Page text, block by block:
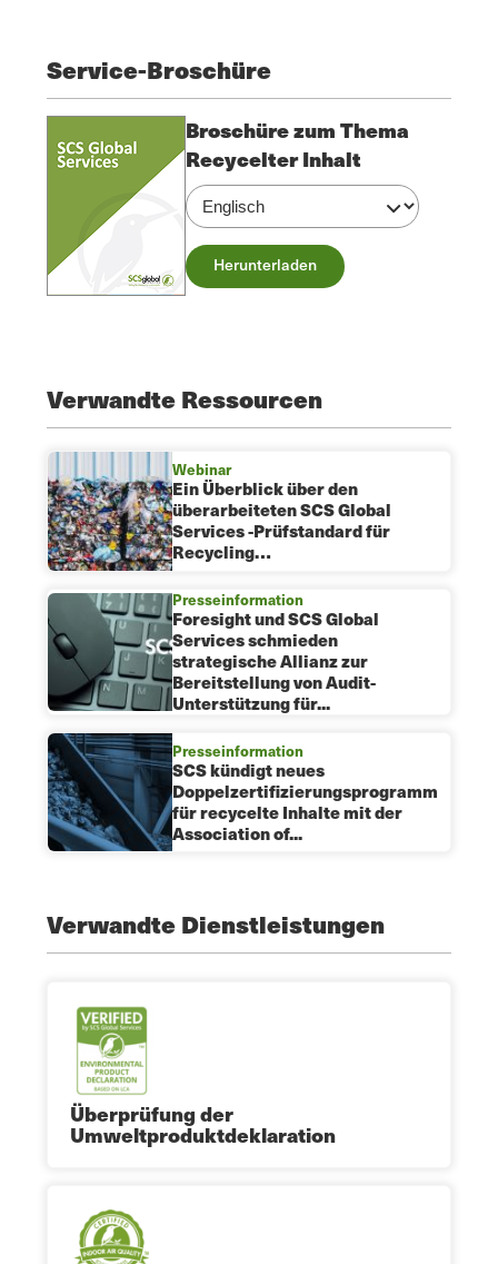
Service-Broschüre
Broschüre zum Thema
Recycelter Inhalt
Herunterladen
Verwandte Ressourcen
Webinar
Ein Überblick über den
überarbeiteten SCS Global
Services -Prüfstandard für
Recycling…
Presseinformation
Foresight und SCS Global
Services schmieden
strategische Allianz zur
Bereitstellung von Audit-
Unterstützung für...
Presseinformation
SCS kündigt neues
Doppelzertifizierungsprogramm
für recycelte Inhalte mit der
Association of...
Verwandte Dienstleistungen
Überprüfung der
Umweltproduktdeklaration